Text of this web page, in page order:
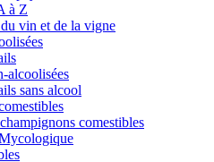
à Z
vin et de la vigne
alcoolisées
sans alcool
comestibles